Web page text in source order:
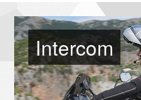
Intercom